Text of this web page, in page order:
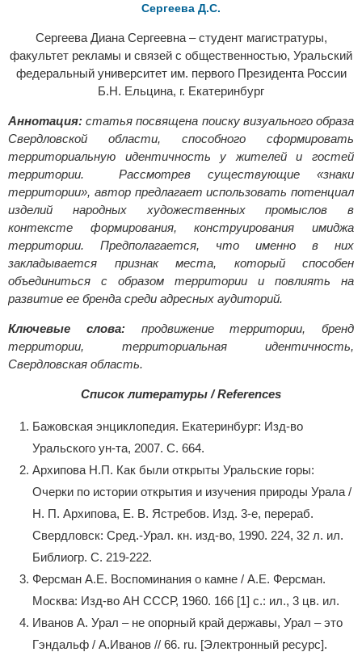
Сергеева Д.С.
Сергеева Диана Сергеевна – студент магистратуры,
факультет рекламы и связей с общественностью, Уральский
федеральный университет им. первого Президента России
Б.Н. Ельцина, г. Екатеринбург
Аннотация:статья посвящена поиску визуального образа
Свердловской области, способного сформировать
территориальную идентичность у жителей и гостей
территории. Рассмотрев существующие «знаки
территории», автор предлагает использовать потенциал
изделий народных художественных промыслов в
контексте формирования, конструирования имиджа
территории. Предполагается, что именно в них
закладывается признак места, который способен
объединиться с образом территории и повлиять на
развитие ее бренда среди адресных аудиторий.
Ключевые слова: продвижение территории, бренд
территории, территориальная идентичность,
Свердловская область.
Список литературы / References
Бажовская энциклопедия. Екатеринбург: Изд-во
Уральского ун-та, 2007. С. 664.
Архипова Н.П. Как были открыты Уральские горы:
Очерки по истории открытия и изучения природы Урала /
Н. П. Архипова, Е. В. Ястребов. Изд. 3-е, перераб.
Свердловск: Сред.-Урал. кн. изд-во, 1990. 224, 32 л. ил.
Библиогр. С. 219-222.
Ферсман А.Е. Воспоминания о камне / А.Е. Ферсман.
Москва: Изд-во АН СССР, 1960. 166 [1] с.: ил., 3 цв. ил.
Иванов А. Урал – не опорный край державы, Урал – это
Гэндальф / А.Иванов // 66. ru. [Электронный ресурс].